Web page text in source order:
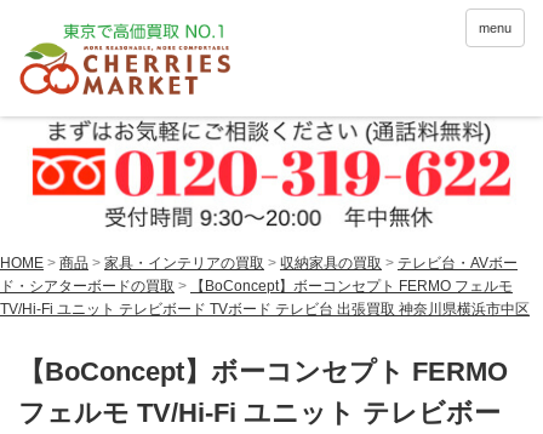
menu
HOME > 商品 > 家具・インテリアの買取 > 収納家具の買取 > テレビ台・AVボー
ド・シアターボードの買取 >
【BoConcept】ボーコンセプト FERMO フェルモ
TV/Hi-Fi ユニット テレビボード TVボード テレビ台 出張買取 神奈川県横浜市中区
【BoConcept】ボーコンセプト FERMO
フェルモ TV/Hi-Fi ユニット テレビボー